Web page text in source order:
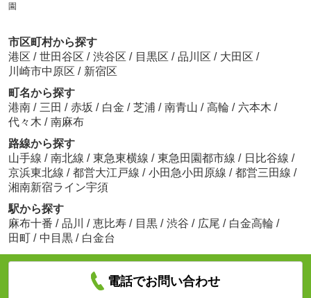
園
市区町村から探す
港区 / 世田谷区 / 渋谷区 / 目黒区 / 品川区 / 大田区 /
川崎市中原区 / 新宿区
町名から探す
港南 / 三田 / 赤坂 / 白金 / 芝浦 / 南青山 / 高輪 / 六本木 /
代々木 / 南麻布
路線から探す
山手線 / 南北線 / 東急東横線 / 東急田園都市線 / 日比谷線 /
京浜東北線 / 都営大江戸線 / 小田急小田原線 / 都営三田線 /
湘南新宿ライン宇須
駅から探す
麻布十番 / 品川 / 恵比寿 / 目黒 / 渋谷 / 広尾 / 白金高輪 /
田町 / 中目黒 / 白金台
電話でお問い合わせ